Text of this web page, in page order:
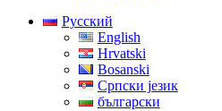
Русский
English
Hrvatski
Bosanski
Српски језик
български